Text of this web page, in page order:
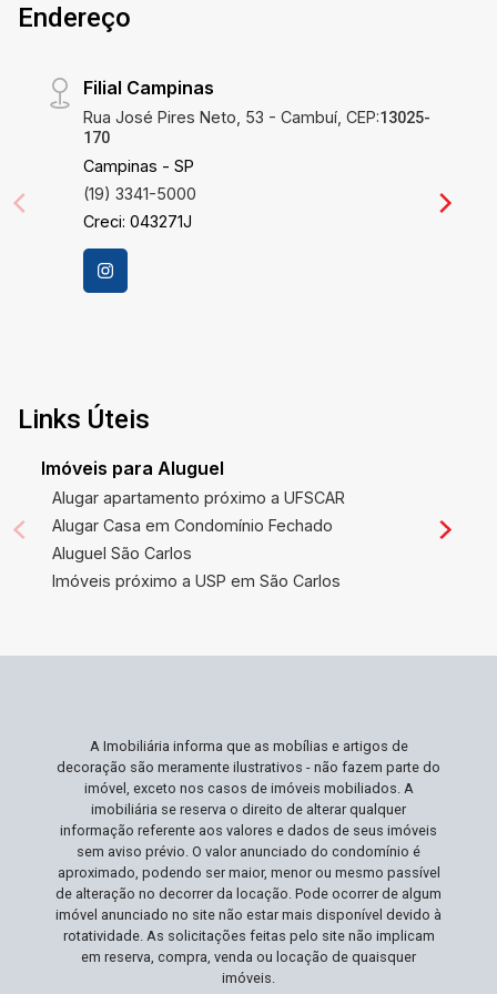
Endereço
Filial Campinas
Rua José Pires Neto, 53 - Cambuí, CEP:13025-
170
Campinas - SP
(19) 3341-5000
Creci: 043271J
Links Úteis
Imóveis para Aluguel
Alugar apartamento próximo a UFSCAR
Alugar Casa em Condomínio Fechado
Aluguel São Carlos
Imóveis próximo a USP em São Carlos
A Imobiliária informa que as mobílias e artigos de
decoração são meramente ilustrativos - não fazem parte do
imóvel, exceto nos casos de imóveis mobiliados. A
imobiliária se reserva o direito de alterar qualquer
informação referente aos valores e dados de seus imóveis
sem aviso prévio. O valor anunciado do condomínio é
aproximado, podendo ser maior, menor ou mesmo passível
de alteração no decorrer da locação. Pode ocorrer de algum
imóvel anunciado no site não estar mais disponível devido à
rotatividade. As solicitações feitas pelo site não implicam
em reserva, compra, venda ou locação de quaisquer
imóveis.